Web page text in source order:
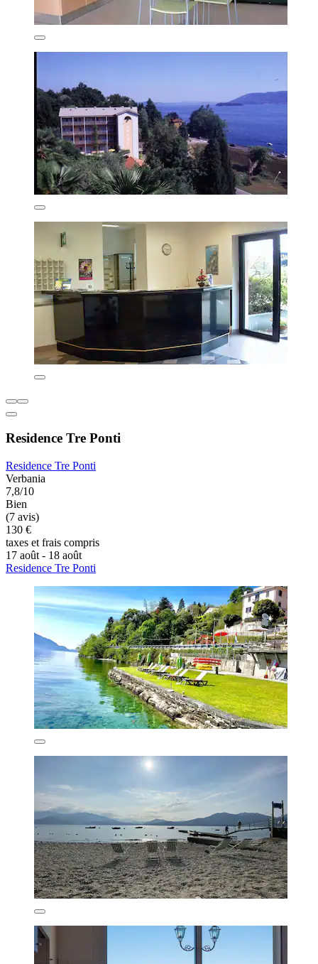
Residence Tre Ponti
Residence Tre Ponti
Verbania
7,8/10
Bien
(7 avis)
130 €
taxes et frais compris
17 août - 18 août
Residence Tre Ponti